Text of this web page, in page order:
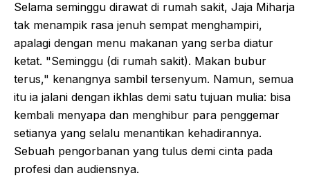
Selama seminggu dirawat di rumah sakit, Jaja Miharja
tak menampik rasa jenuh sempat menghampiri,
apalagi dengan menu makanan yang serba diatur
ketat. "Seminggu (di rumah sakit). Makan bubur
terus," kenangnya sambil tersenyum. Namun, semua
itu ia jalani dengan ikhlas demi satu tujuan mulia: bisa
kembali menyapa dan menghibur para penggemar
setianya yang selalu menantikan kehadirannya.
Sebuah pengorbanan yang tulus demi cinta pada
profesi dan audiensnya.